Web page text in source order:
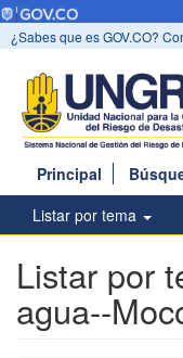
¿Sabes que es GOV.CO?
Principal
Listar por tema
Listar por
agua--